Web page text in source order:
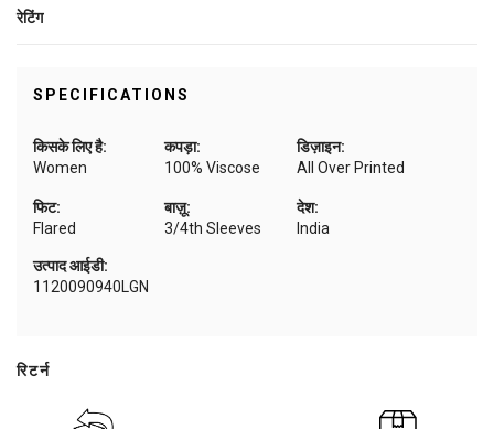
रेटिंग
SPECIFICATIONS
किसके लिए है:
Women
कपड़ा:
100% Viscose
डिज़ाइन:
All Over Printed
फिट:
Flared
बाज़ू:
3/4th Sleeves
देश:
India
उत्पाद आईडी:
1120090940LGN
रिटर्न